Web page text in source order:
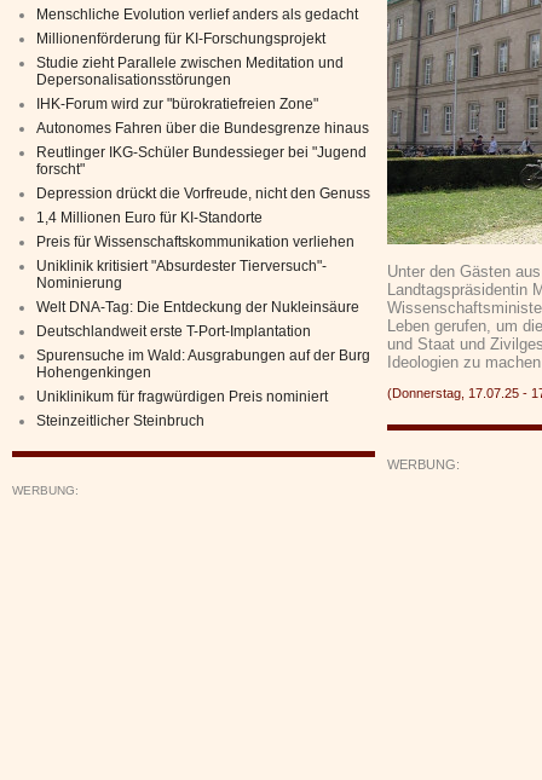
Menschliche Evolution verlief anders als gedacht
Millionenförderung für KI-Forschungsprojekt
Studie zieht Parallele zwischen Meditation und
Depersonalisationsstörungen
IHK-Forum wird zur "bürokratiefreien Zone"
Autonomes Fahren über die Bundesgrenze hinaus
Reutlinger IKG-Schüler Bundessieger bei "Jugend
forscht"
Depression drückt die Vorfreude, nicht den Genuss
1,4 Millionen Euro für KI-Standorte
Preis für Wissenschaftskommunikation verliehen
Uniklinik kritisiert "Absurdester Tierversuch"-
Nominierung
Welt DNA-Tag: Die Entdeckung der Nukleinsäure
Deutschlandweit erste T-Port-Implantation
Spurensuche im Wald: Ausgrabungen auf der Burg
Hohengenkingen
Uniklinikum für fragwürdigen Preis nominiert
Steinzeitlicher Steinbruch
WERBUNG:
Unter den Gästen
Landtagspräsidentin
Leben gerufen, um
und Staat und
Ideologien zu
(Donnerstag, 17.07.25 -
WERBUNG: